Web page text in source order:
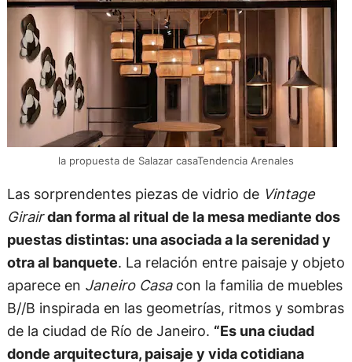
la propuesta de Salazar casaTendencia Arenales
Las sorprendentes piezas de vidrio de Vintage
Girairdan forma al ritual de la mesa mediante dos
puestas distintas: una asociada a la serenidad y
otra al banquete. La relación entre paisaje y objeto
aparece en Janeiro Casa con la familia de muebles
B//B inspirada en las geometrías, ritmos y sombras
de la ciudad de Río de Janeiro. “Es una ciudad
donde arquitectura, paisaje y vida cotidiana